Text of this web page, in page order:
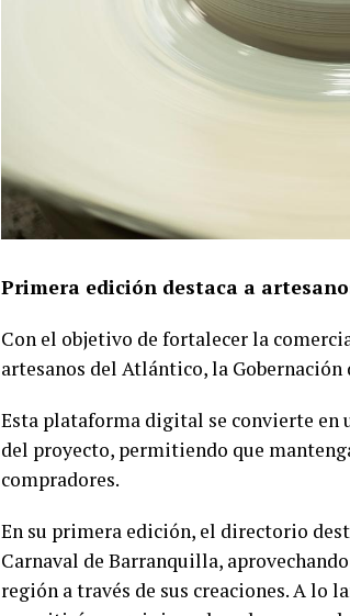
Primera edición destaca a
Con el objetivo de fortalecer la
artesanos del Atlántico, la
Esta plataforma digital se convierte en
del proyecto, permitiendo que
compradores.
En su primera edición, el directorio
Carnaval de Barranquilla,
región a través de sus creaciones. A lo